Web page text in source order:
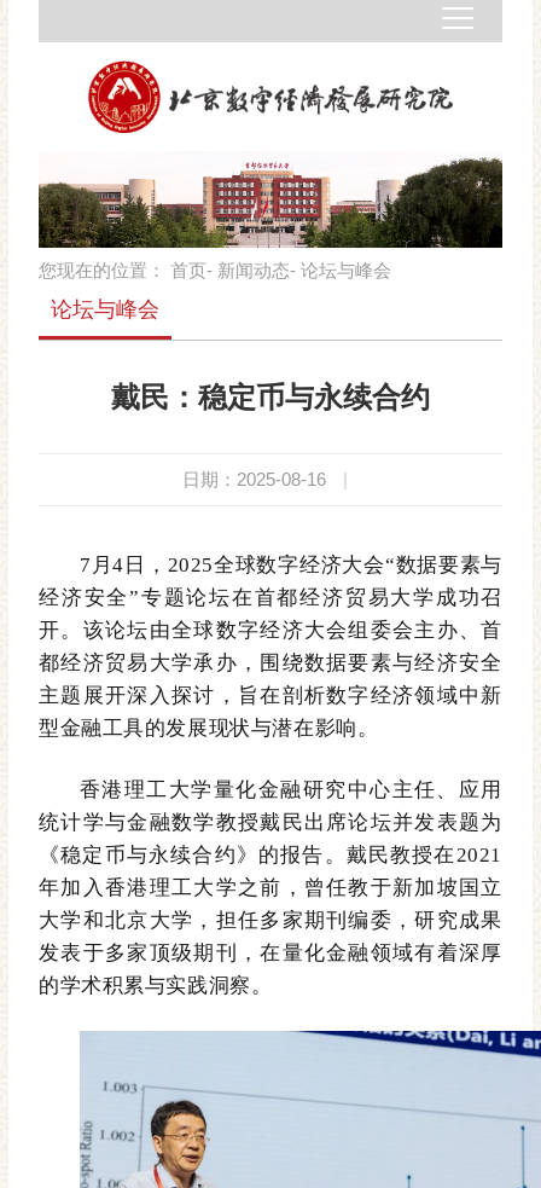
您现在的位置： 首页- 新闻动态- 论坛与峰会
论坛与峰会
戴民：稳定币与永续合约
日期：2025-08-16 |
7月4日，2025全球数字经济大会“数据要素与
经济安全”专题论坛在首都经济贸易大学成功召
开。该论坛由全球数字经济大会组委会主办、首
都经济贸易大学承办，围绕数据要素与经济安全
主题展开深入探讨，旨在剖析数字经济领域中新
型金融工具的发展现状与潜在影响。
香港理工大学量化金融研究中心主任、应用
统计学与金融数学教授戴民出席论坛并发表题为
《稳定币与永续合约》的报告。戴民教授在2021
年加入香港理工大学之前，曾任教于新加坡国立
大学和北京大学，担任多家期刊编委，研究成果
发表于多家顶级期刊，在量化金融领域有着深厚
的学术积累与实践洞察。